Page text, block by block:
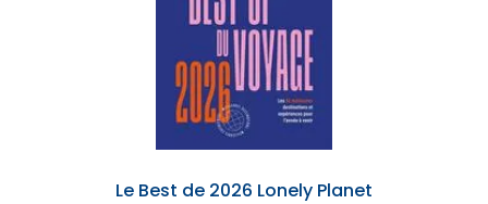
Le Best de 2026 Lonely Planet